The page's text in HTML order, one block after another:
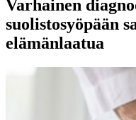
Varhainen
suolistosyöpään
elämänlaatua